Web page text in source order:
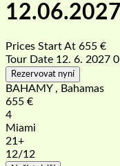
12.06.2027
Prices Start At 655 €
Tour Date 12. 6. 2027
Rezervovat nyní
BAHAMY , Bahamas
655 €
4
Miami
21+
12/12